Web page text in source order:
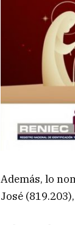
Además, lo
José